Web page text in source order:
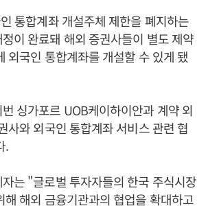
통합계좌 개설주체 제한을 폐지하는
이 완료돼 해외 증권사들이 별도 제약
외국인 통합계좌를 개설할 수 있게 됐
싱가포르 UOB케이하이안과 계약 외
사와 외국인 통합계좌 서비스 관련 협
.
는 "글로벌 투자자들의 한국 주식시장
해 해외 금융기관과의 협업을 확대하고